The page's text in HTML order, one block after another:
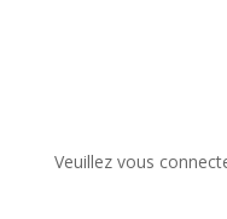
Veuillez vous